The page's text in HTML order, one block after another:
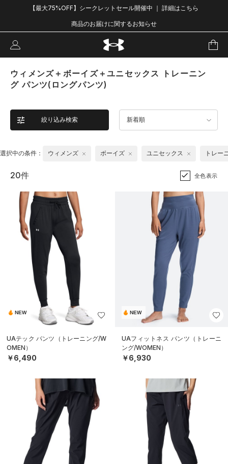
【最大75%OFF】シークレットセール開催中 ｜ 詳細はこちら
商品のお届けに関するお知らせ
ウィメンズ＋ボーイズ＋ユニセックス トレーニン
グ パンツ(ロングパンツ)
絞り込み検索 新着順
選択中の条件： ウィメンズ ボーイズ ユニセックス トレー
20件 全色表示
NEW
UAテック パンツ（トレーニング/W
OMEN）
￥6,490
NEW
UAフィットネス パンツ（トレーニ
ング/WOMEN）
￥6,930